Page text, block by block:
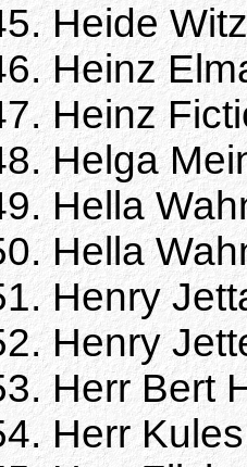
Heide
Heinz
Heinz
Helga
Hella
Hella
Henry
Henry
Herr Bert
Herr Kules